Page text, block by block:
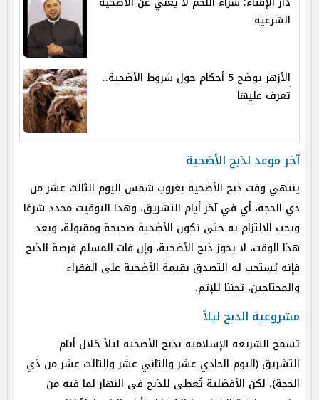
الشرعية
الأزهر يوضح 5 أحكام حول شروط الأضحية..
تعرف عليها
آخر موعد لذبح الأضحية
ينتهي وقت ذبح الأضحية بغروب شمس اليوم الثالث عشر من
ذي الحجة، أي في آخر أيام التشريق، وهذا التوقيت محدد شرعًا
ويجب الالتزام به حتى تكون الأضحية صحيحة ومقبولة، وبعد
هذا الوقت، لا يجوز ذبح الأضحية، وإن فات المسلم فرصة الذبح
فإنه يُستحب له التصدق بقيمة الأضحية على الفقراء
والمحتاجين، تجنبًا للإثم.
مشروعية الذبح ليلاً
تسمح الشريعة الإسلامية بذبح الأضحية ليلاً خلال أيام
التشريق (اليوم الحادي عشر والثاني عشر والثالث عشر من ذي
الحجة)، لكن الأفضلية تُعطى للذبح في النهار لما فيه من